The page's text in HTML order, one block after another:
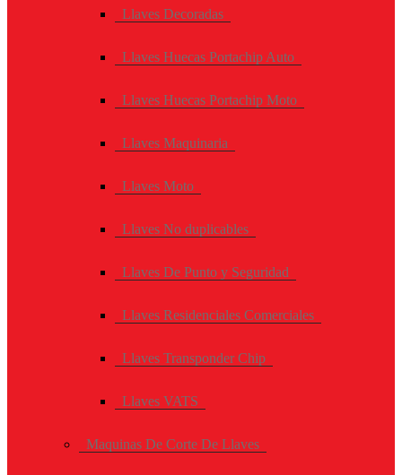
Llaves Decoradas
Llaves Huecas Portachip Auto
Llaves Huecas Portachip Moto
Llaves Maquinaria
Llaves Moto
Llaves No duplicables
Llaves De Punto y Seguridad
Llaves Residenciales Comerciales
Llaves Transponder Chip
Llaves VATS
Maquinas De Corte De Llaves